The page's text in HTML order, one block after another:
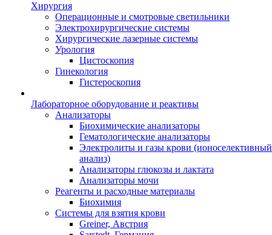
Хирургия
Операционные и смотровые светильники
Электрохирургические системы
Хирургические лазерные системы
Урология
Цистоскопия
Гинекология
Гистероскопия
Лабораторное оборудование и реактивы
Анализаторы
Биохимические анализаторы
Гематологические анализаторы
Электролиты и газы крови (ионоселективный
анализ)
Анализаторы глюкозы и лактата
Анализаторы мочи
Реагенты и расходные материалы
Биохимия
Системы для взятия крови
Greiner, Австрия